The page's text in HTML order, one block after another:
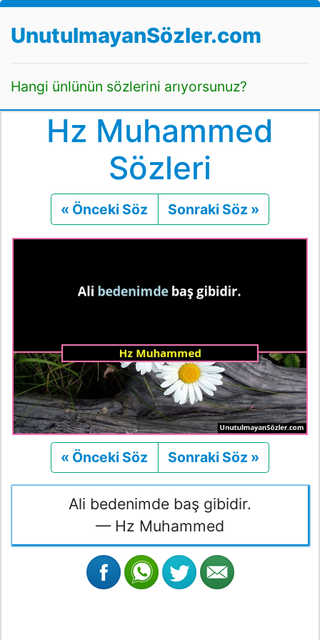
UnutulmayanSözler.com
Hangi ünlünün sözlerini arıyorsunuz?
Hz Muhammed
Sözleri
« Önceki Söz Önceki
Sonraki Söz »
« Önceki Söz Önceki
Sonraki Söz »
Ali bedenimde baş gibidir.
— Hz Muhammed